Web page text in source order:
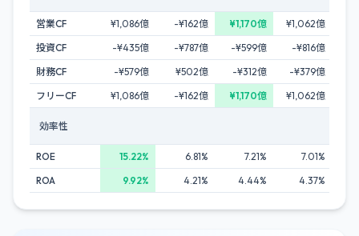
営業CF ¥1,086億 -¥162億 ¥1,170億
¥1,062億
投資CF
-¥435億 -¥787億 -¥599億
-¥816億
財務CF
-¥579億 ¥502億 -¥312億
-¥379億
フリーCF
¥1,086億 -¥162億 ¥1,170億 ¥1,062億
効率性
ROE 15.22% 6.81% 7.21%
7.01%
ROA
9.92% 4.21% 4.44% 4.37%